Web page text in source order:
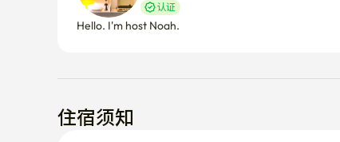
认证
Hello. I'm host Noah.
住宿须知